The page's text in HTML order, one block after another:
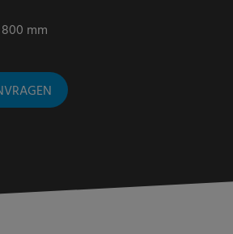
mm